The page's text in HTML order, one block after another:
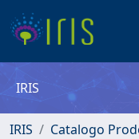
IRIS
IRIS
Catalogo